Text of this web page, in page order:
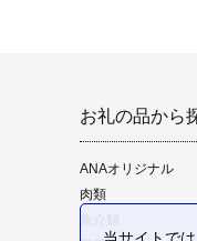
お礼の品から
ANAオリジナル
肉類
当サイトで